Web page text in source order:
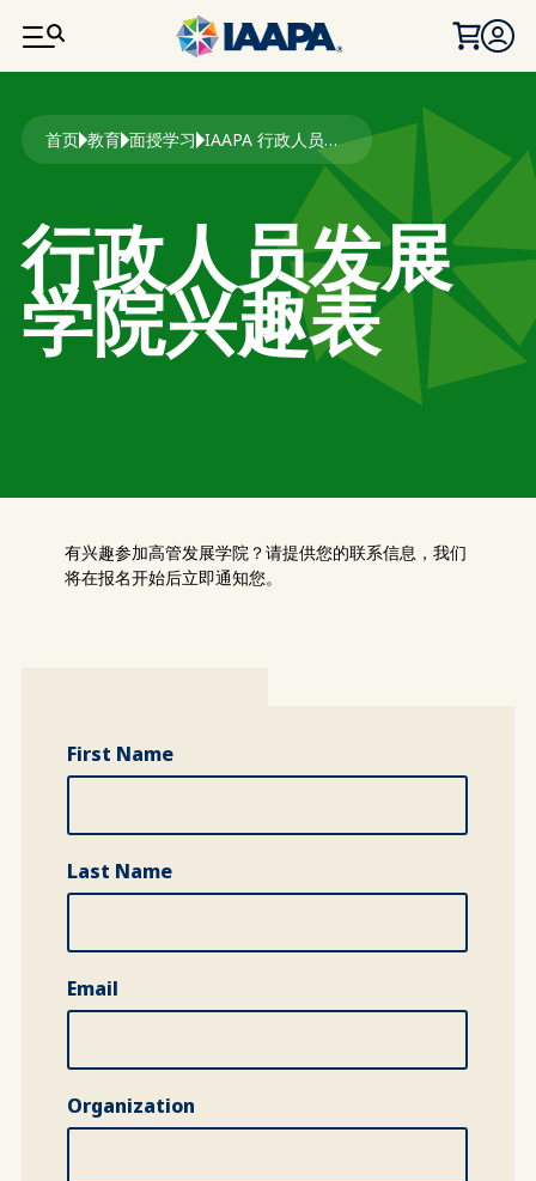
跳转到主要内容
面包屑
首页 教育 面授学习 IAAPA 行政人员发展教育学院兴趣表
行政人员发展
学院兴趣表
有兴趣参加高管发展学院？请提供您的联系信息，我们
将在报名开始后立即通知您。
First Name
Last Name
Email
Organization